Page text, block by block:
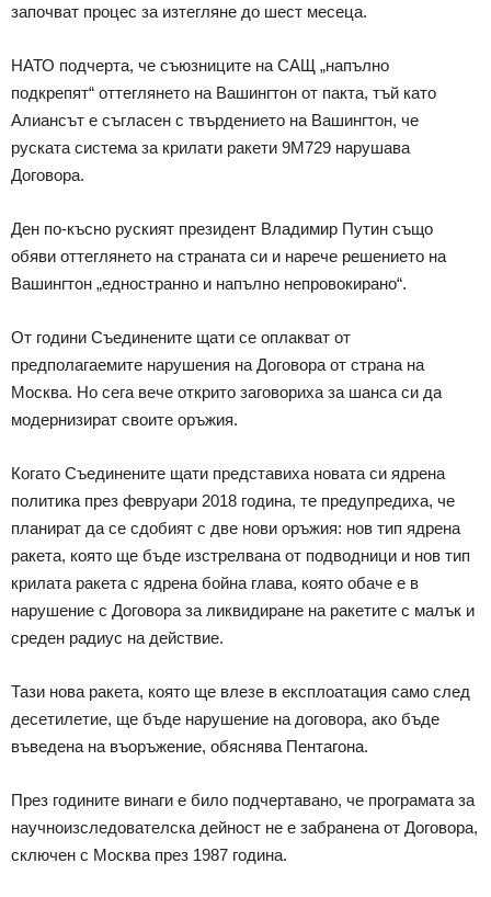
започват процес за изтегляне до шест месеца.
НАТО подчерта, че съюзниците на САЩ „напълно
подкрепят“ оттеглянето на Вашингтон от пакта, тъй като
Алиансът е съгласен с твърдението на Вашингтон, че
руската система за крилати ракети 9M729 нарушава
Договора.
Ден по-късно руският президент Владимир Путин също
обяви оттеглянето на страната си и нарече решението на
Вашингтон „едностранно и напълно непровокирано“.
От години Съединените щати се оплакват от
предполагаемите нарушения на Договора от страна на
Москва. Но сега вече открито заговориха за шанса си да
модернизират своите оръжия.
Когато Съединените щати представиха новата си ядрена
политика през февруари 2018 година, те предупредиха, че
планират да се сдобият с две нови оръжия: нов тип ядрена
ракета, която ще бъде изстрелвана от подводници и нов тип
крилата ракета с ядрена бойна глава, която обаче е в
нарушение с Договора за ликвидиране на ракетите с малък и
среден радиус на действие.
Тази нова ракета, която ще влезе в експлоатация само след
десетилетие, ще бъде нарушение на договора, ако бъде
въведена на въоръжение, обяснява Пентагона.
През годините винаги е било подчертавано, че програмата за
научноизследователска дейност не е забранена от Договора,
сключен с Москва през 1987 година.